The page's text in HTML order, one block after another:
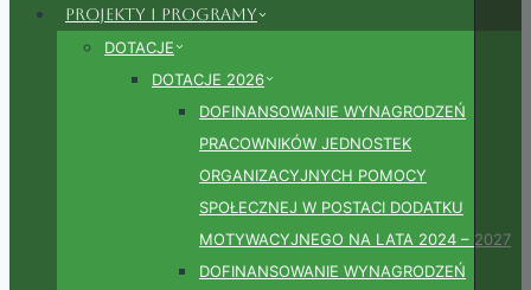
Projekty i Programy
DOTACJE
DOTACJE 2026
DOFINANSOWANIE WYNAGRODZEŃ
PRACOWNIKÓW JEDNOSTEK
ORGANIZACYJNYCH POMOCY
SPOŁECZNEJ W POSTACI DODATKU
MOTYWACYJNEGO NA LATA 2024 – 2027
DOFINANSOWANIE WYNAGRODZEŃ